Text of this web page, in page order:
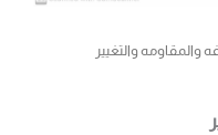
والمقاومه والتغيير